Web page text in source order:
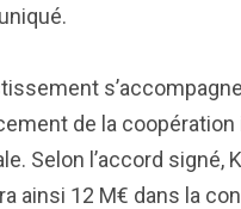
s’accompagne
de la
Selon l’accord signé,
ainsi 12 M€ dans la